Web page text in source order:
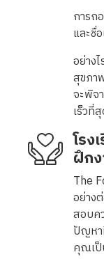
การถ
และชื่
อย่าง
สุขภา
จะพิจ
เร็วที่
โรง
ฝึก
The
อย่าง
สอบค
ปัญหา
คุณเ